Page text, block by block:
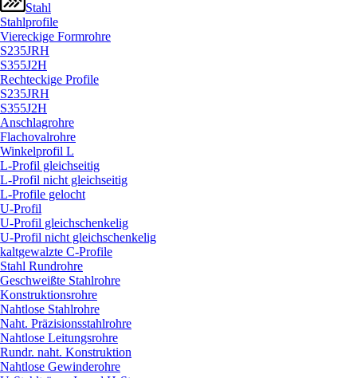
Stahl
Stahlprofile
Viereckige Formrohre
S235JRH
S355J2H
Rechteckige Profile
S235JRH
S355J2H
Anschlagrohre
Flachovalrohre
Winkelprofil L
L-Profil gleichseitig
L-Profil nicht gleichseitig
L-Profile gelocht
U-Profil
U-Profil gleichschenkelig
U-Profil nicht gleichschenkelig
kaltgewalzte C-Profile
Stahl Rundrohre
Geschweißte Stahlrohre
Konstruktionsrohre
Nahtlose Stahlrohre
Naht. Präzisionsstahlrohre
Nahtlose Leitungsrohre
Rundr. naht. Konstruktion
Nahtlose Gewinderohre